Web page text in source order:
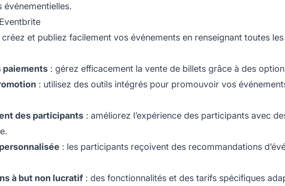
événementielles.
créez et publiez facilement vos événements en renseignant toutes
paiements : gérez efficacement la vente de billets grâce à des
: utilisez des outils intégrés pour promouvoir vos
des participants : améliorez l’expérience des participants avec
: les participants reçoivent des recommandations
à but non lucratif : des fonctionnalités et des tarifs spécifiques